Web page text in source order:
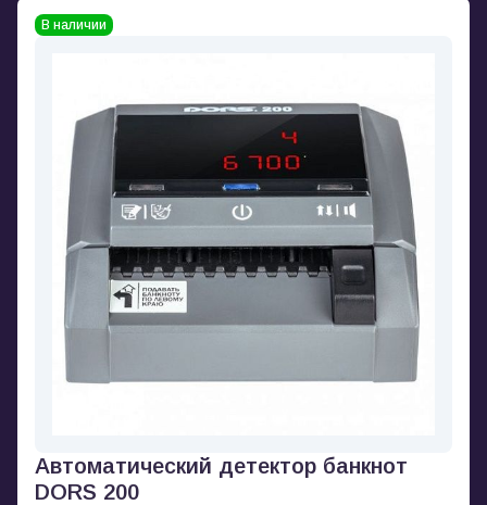
В наличии
Автоматический детектор банкнот
DORS 200